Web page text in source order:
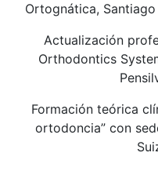
Ortognática,
Actualización
Orthodontics
Formación teórica
ortodoncia” con